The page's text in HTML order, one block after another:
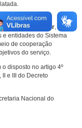
da Justiça é a
Consumidor.gov.br,
e entidades do Sistema
de cooperação
do serviço.
disposto no artigo 4º
e III do Decreto
Nacional do